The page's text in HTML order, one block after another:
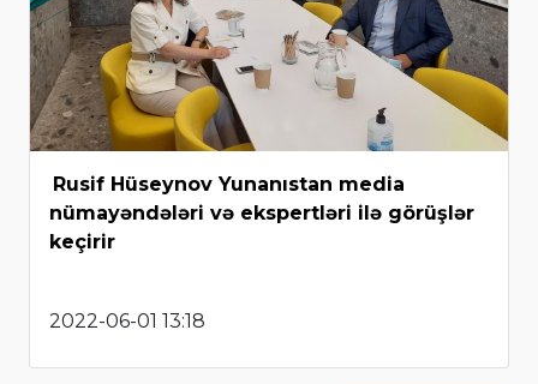
Rusif Hüseynov Yunanıstan media
nümayəndələri və ekspertləri ilə görüşlər
keçirir
2022-06-01 13:18